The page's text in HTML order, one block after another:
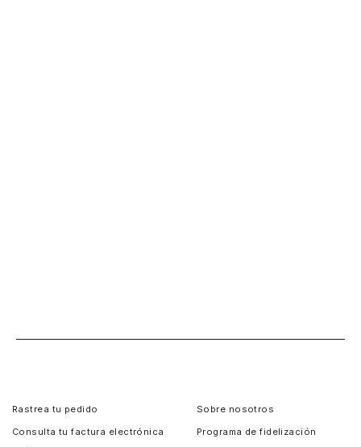
Rastrea tu pedido
Consulta tu factura electrónica
Sobre nosotros
Programa de fidelización